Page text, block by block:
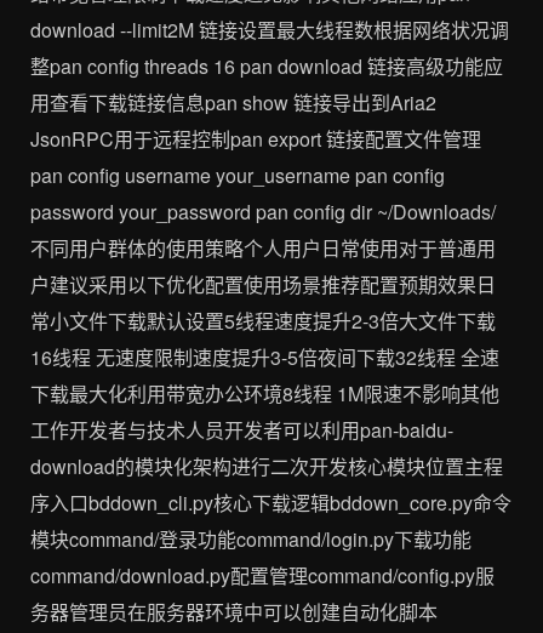
download --limit2M 链接设置最大线程数根据网络状况调
整pan config threads 16 pan download 链接高级功能应
用查看下载链接信息pan show 链接导出到Aria2
JsonRPC用于远程控制pan export 链接配置文件管理
pan config username your_username pan config
password your_password pan config dir ~/Downloads/
不同用户群体的使用策略个人用户日常使用对于普通用
户建议采用以下优化配置使用场景推荐配置预期效果日
常小文件下载默认设置5线程速度提升2-3倍大文件下载
16线程 无速度限制速度提升3-5倍夜间下载32线程 全速
下载最大化利用带宽办公环境8线程 1M限速不影响其他
工作开发者与技术人员开发者可以利用pan-baidu-
download的模块化架构进行二次开发核心模块位置主程
序入口bddown_cli.py核心下载逻辑bddown_core.py命令
模块command/登录功能command/login.py下载功能
command/download.py配置管理command/config.py服
务器管理员在服务器环境中可以创建自动化脚本